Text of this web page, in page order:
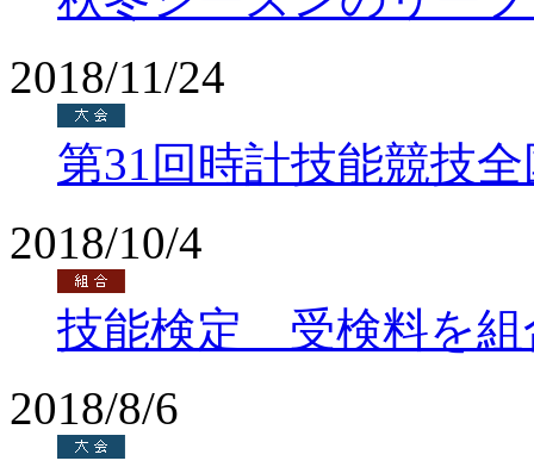
2018/11/24
第31回時計技能競技
2018/10/4
技能検定 受検料を組
2018/8/6